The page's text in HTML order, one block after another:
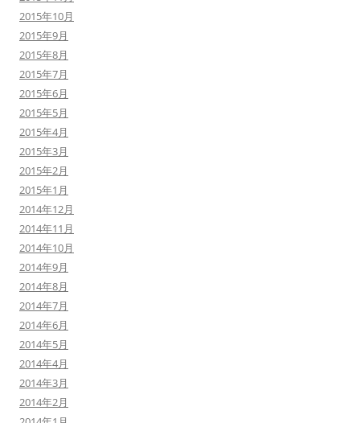
2015年10月
2015年9月
2015年8月
2015年7月
2015年6月
2015年5月
2015年4月
2015年3月
2015年2月
2015年1月
2014年12月
2014年11月
2014年10月
2014年9月
2014年8月
2014年7月
2014年6月
2014年5月
2014年4月
2014年3月
2014年2月